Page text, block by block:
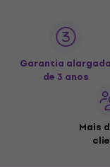
Garantia alargada
de 3 anos
Mais